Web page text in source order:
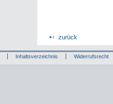
zurück
Inhaltsverzeichnis Widerrufsrecht